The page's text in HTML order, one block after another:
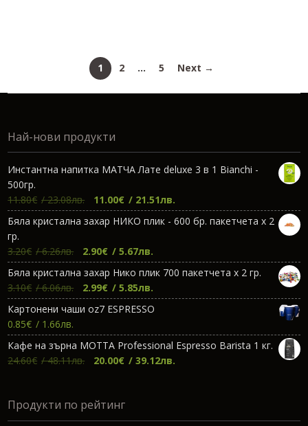
1 2 … 5 Next →
Най-нови продукти
Инстантна напитка МАТЧА Лате deluxe 3 в 1 Bianchi -
500гр.
11.80€ / 23.08лв.
Original
price
was:
11.00€ / 21.51лв.Текущата
цена
Бяла кристална захар НИКО плик - 600 бр. пакетчета х 2
гр.
3.20€ / 6.26лв.
Original
price
3.20€.
2.90€ / 5.67лв.Текущата
цена
2.90€.
Бяла кристална захар Нико плик 700 пакетчета х 2 гр.
3.10€ / 6.06лв.
Original
price
3.10€.
2.99€ / 5.85лв.Текущата
цена
2.99€.
Картонени чаши oz7 ESPRESSO
0.85€ / 1.66лв.
Кафе на зърна МОТТА Professional Espresso Barista 1 кг.
24.60€ / 48.11лв.
Original
24.60€.
20.00€ / 39.12лв.Текущата
Продукти по рейтинг